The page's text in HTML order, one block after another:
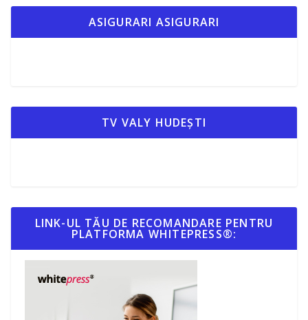
ASIGURARI ASIGURARI
TV VALY HUDEȘTI
LINK-UL TĂU DE RECOMANDARE PENTRU
PLATFORMA WHITEPRESS®: